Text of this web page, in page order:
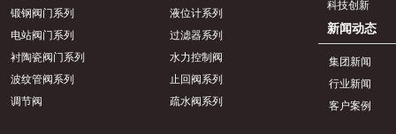
锻钢阀门系列
电站阀门系列
衬陶瓷阀门系列
波纹管阀系列
调节阀
科技创新
液位计系列
过滤器系列
水力控制阀
止回阀系列
疏水阀系列
集团新闻
行业新闻
客户案例
新闻动态